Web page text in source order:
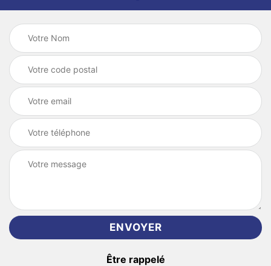
Être rappelé